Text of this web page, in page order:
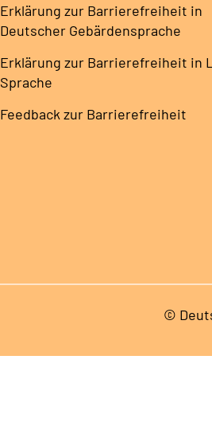
Erklärung zur Barrierefreiheit in
Deutscher Gebärdensprache
Erklärung zur Barrierefreiheit in
Sprache
Feedback zur Barrierefreiheit
©